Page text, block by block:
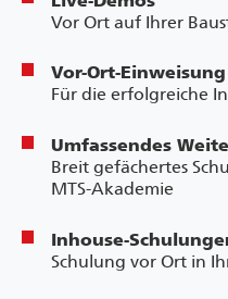
Vor Ort auf Ihrer
Vor-Ort-Einweisung
Für die erfolgreiche
Umfassendes
Breit gefächertes
MTS-Akademie
Inhouse-
Schulung vor Ort in